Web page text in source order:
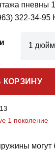
пневны
322-34-95
КОРЗИНУ
1 поколение
могут